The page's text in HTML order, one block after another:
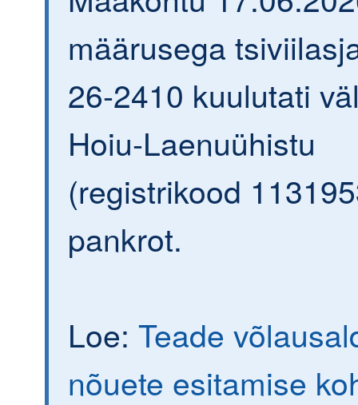
määrusega
26-2410 kuulutati
Hoiu-Laenuühistu
(registrikood
pankrot.
Loe: Teade
nõuete esitamise